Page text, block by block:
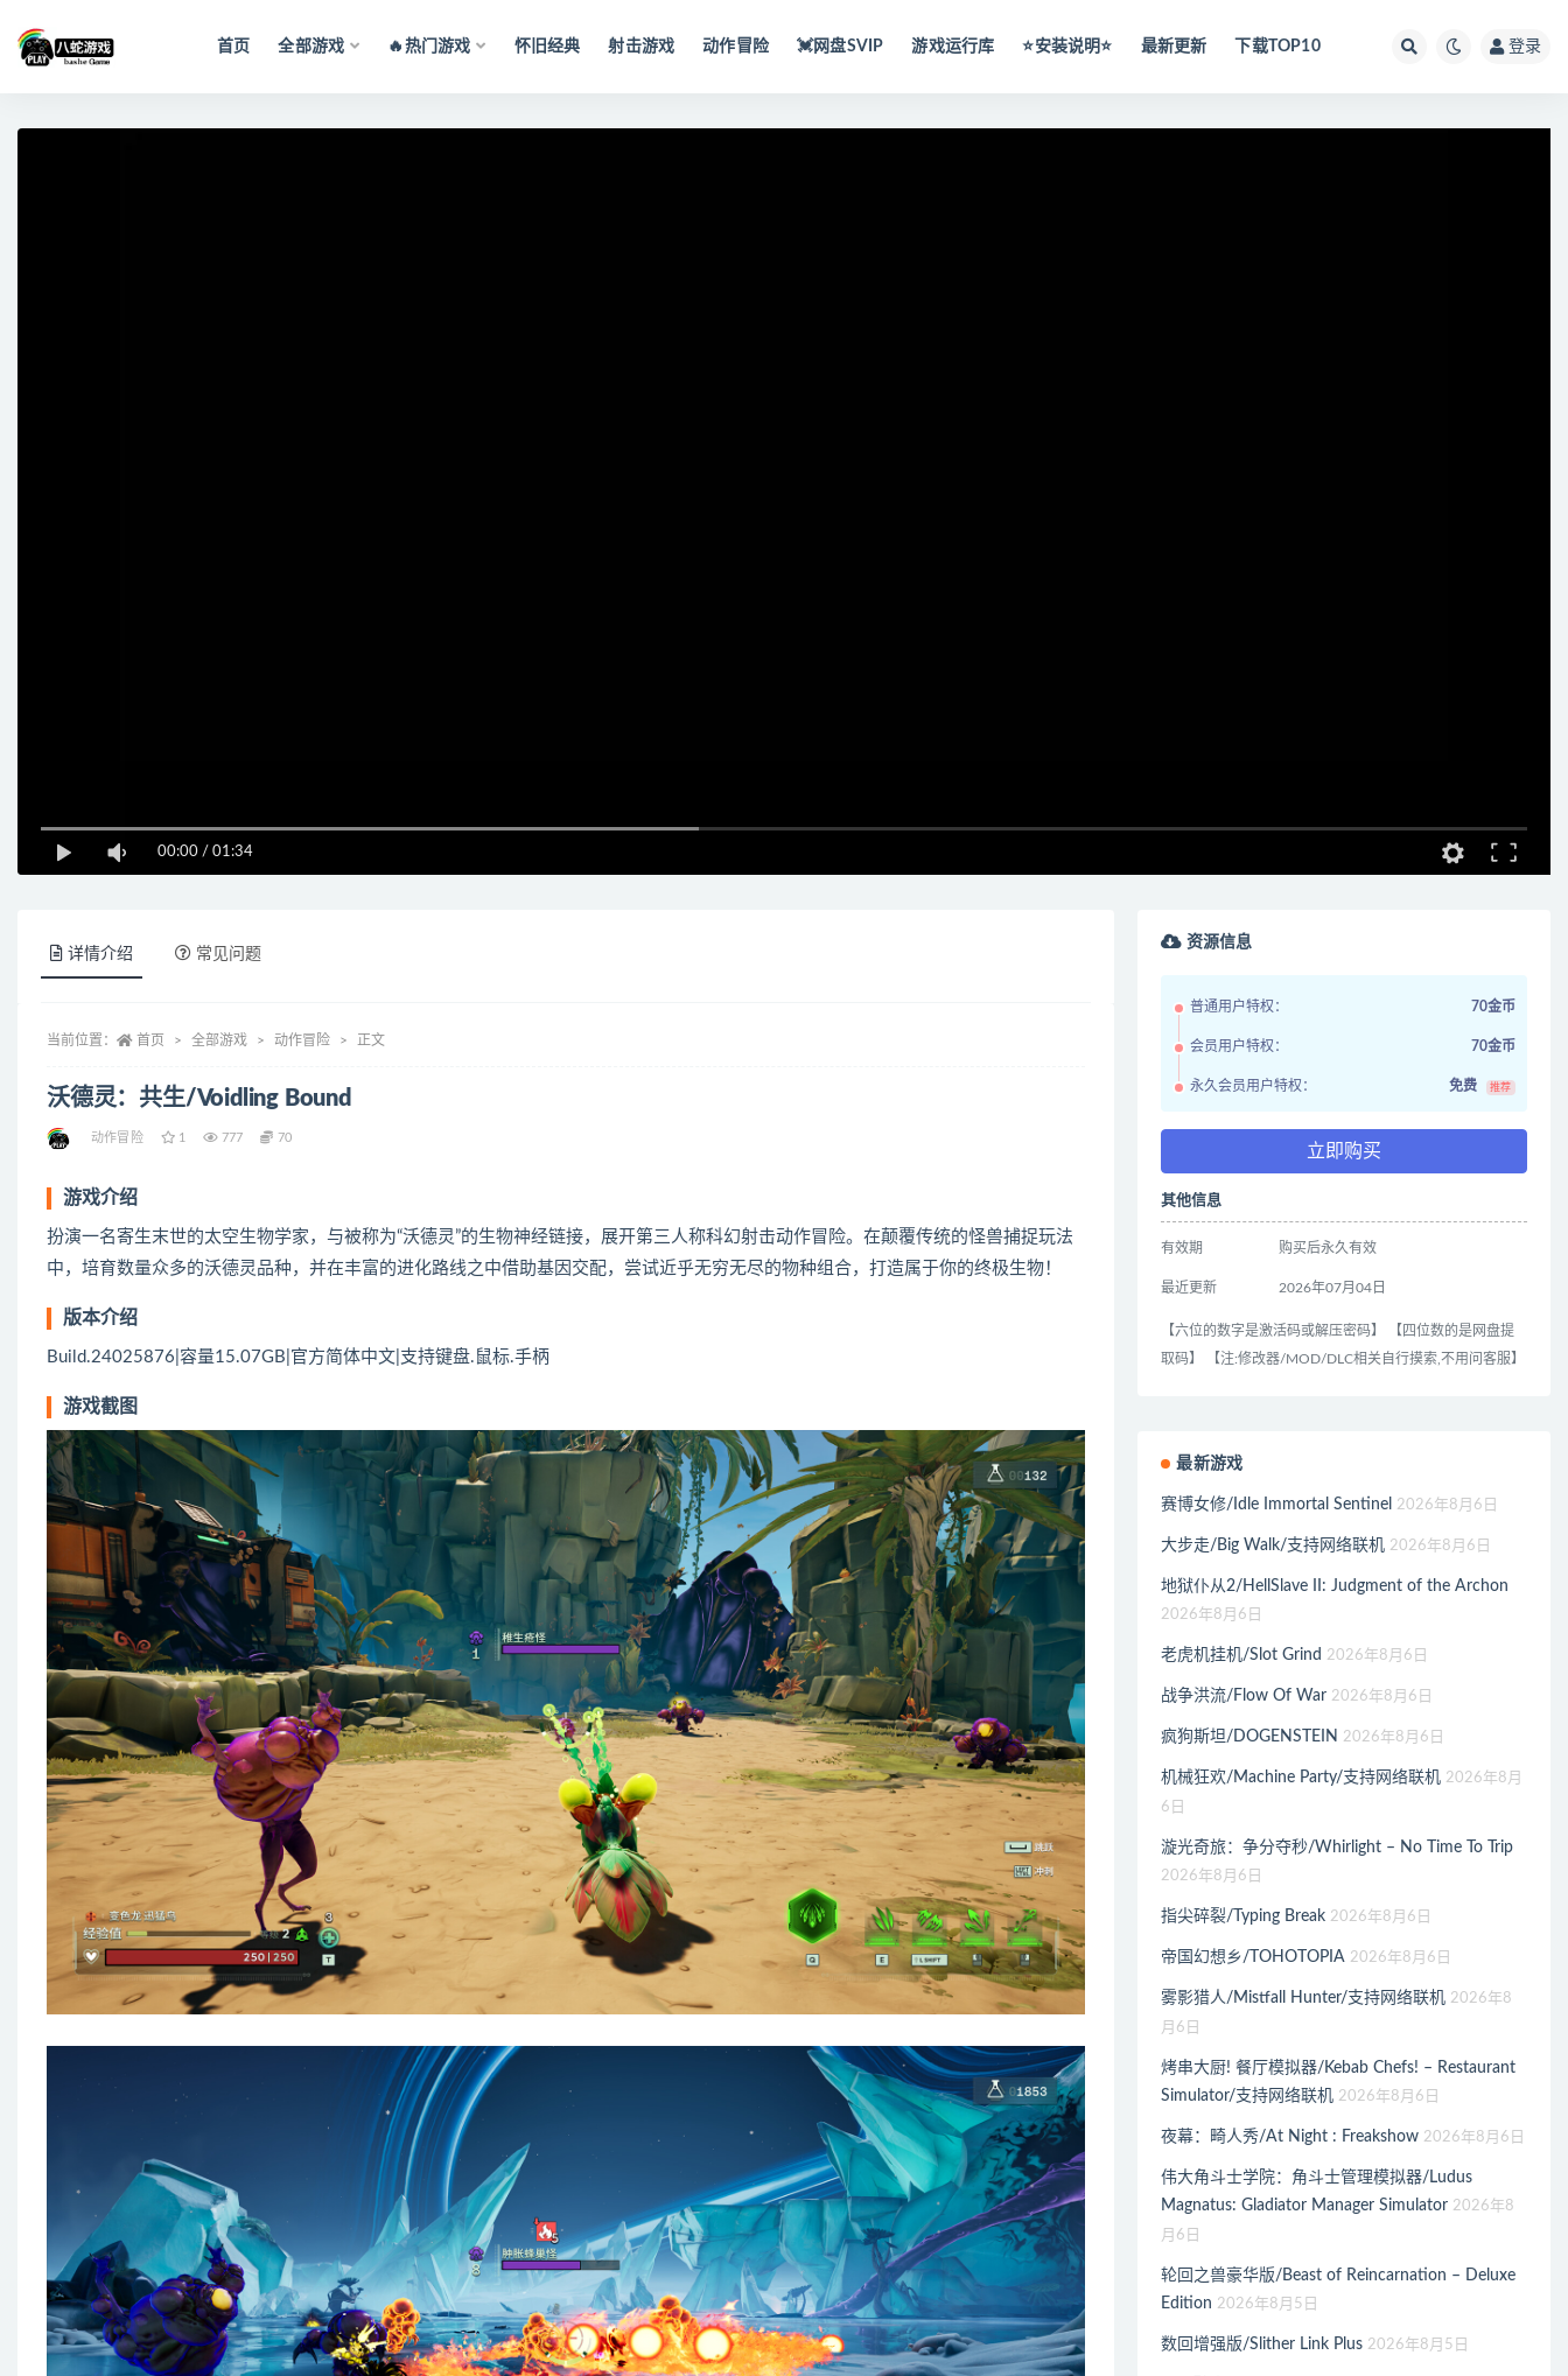
首页 全部游戏 🔥热门游戏 怀旧经典 射击游戏 动作冒险 💓网盘SVIP 游戏运行库 ⭐️安装说明⭐️ 最新更新 下载TOP10 登录
00:00 / 01:34
详情介绍 常见问题
当前位置： 首页 全部游戏 动作冒险 正文
沃德灵：共生/Voidling Bound
动作冒险 1 777 70
游戏介绍
扮演一名寄生末世的太空生物学家，与被称为“沃德灵”的生物神经链接，展开第三人称科幻射击动作冒险。在颠覆传统的怪兽捕捉玩法
中，培育数量众多的沃德灵品种，并在丰富的进化路线之中借助基因交配，尝试近乎无穷无尽的物种组合，打造属于你的终极生物！
版本介绍
Build.24025876|容量15.07GB|官方简体中文|支持键盘.鼠标.手柄
游戏截图
资源信息
普通用户特权： 70金币
会员用户特权： 70金币
永久会员用户特权： 免费 推荐
立即购买
其他信息
有效期 购买后永久有效
最近更新 2026年07月04日
【六位的数字是激活码或解压密码】 【四位数的是网盘提
取码】 【注:修改器/MOD/DLC相关自行摸索,不用问客服】
最新游戏
赛博女修/Idle Immortal Sentinel 2026年8月6日
大步走/Big Walk/支持网络联机 2026年8月6日
地狱仆从2/HellSlave II: Judgment of the Archon
2026年8月6日
老虎机挂机/Slot Grind 2026年8月6日
战争洪流/Flow Of War 2026年8月6日
疯狗斯坦/DOGENSTEIN 2026年8月6日
机械狂欢/Machine Party/支持网络联机 2026年8月
6日
漩光奇旅：争分夺秒/Whirlight – No Time To Trip
2026年8月6日
指尖碎裂/Typing Break 2026年8月6日
帝国幻想乡/TOHOTOPIA 2026年8月6日
雾影猎人/Mistfall Hunter/支持网络联机 2026年8
月6日
烤串大厨! 餐厅模拟器/Kebab Chefs! – Restaurant
Simulator/支持网络联机 2026年8月6日
夜幕：畸人秀/At Night : Freakshow 2026年8月6日
伟大角斗士学院：角斗士管理模拟器/Ludus
Magnatus: Gladiator Manager Simulator 2026年8
月6日
轮回之兽豪华版/Beast of Reincarnation – Deluxe
Edition 2026年8月5日
数回增强版/Slither Link Plus 2026年8月5日